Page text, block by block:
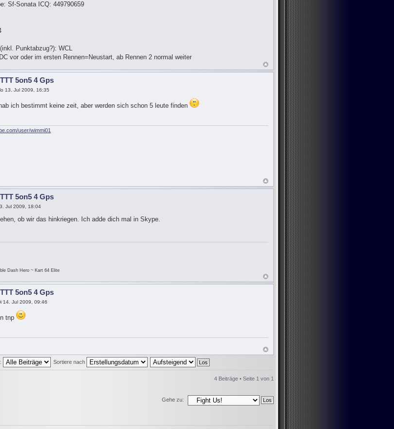
Sf-Sonata ICQ: 449790659
Punktabzug?): WCL
vor oder im ersten Rennen=Neustart, ab Rennen 2 normal weiter
5on5 4 Gps
13. Jul 2009, 16:35
ich bestimmt keine zeit, aber werden sich schon 5 leute finden
user/wimmi01
5on5 4 Gps
Jul 2009, 18:04
ob wir das hinkriegen. Ich adde dich mal in Skype.
Dash Hero ~ Kart 64 Elite
5on5 4 Gps
14. Jul 2009, 09:46
tnp
Sortiere nach
4 Beiträge • Seite 1 von 1
Gehe zu: